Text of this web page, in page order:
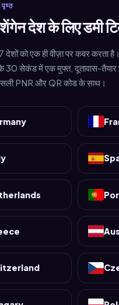
देश के लिए डमी
देशों को एक ही वीज़ा पर कवर करता
30 सेकंड में एक मुफ्त, दूतावास-तैयार
PNR और QR कोड के साथ।